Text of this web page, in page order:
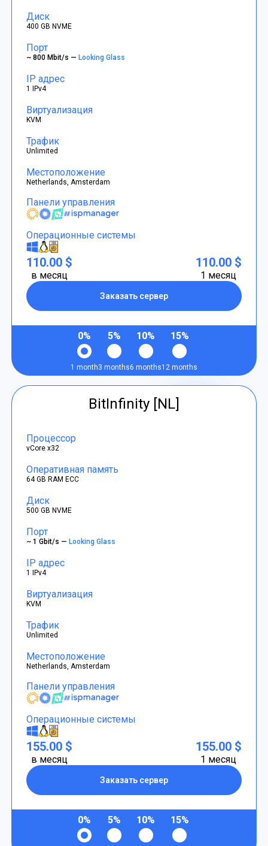
Диск
400 GB NVME
Порт
~ 800 Mbit/s —Looking Glass
IP адрес
1 IPv4
Виртуализация
KVM
Трафик
Unlimited
Местоположение
Netherlands, Amsterdam
Панели управления
Операционные системы
110.00 $
в месяц
Заказать сервер
110.00 $
1 месяц
0%
1 month
5%
3 months
10%
6 months
15%
12 months
BitInfinity [NL]
Процессор
vCore x32
Оперативная память
64 GB RAM ECC
Диск
500 GB NVME
Порт
~ 1 Gbit/s —Looking Glass
IP адрес
1 IPv4
Виртуализация
KVM
Трафик
Unlimited
Местоположение
Netherlands, Amsterdam
Панели управления
Операционные системы
155.00 $
в месяц
Заказать сервер
155.00 $
1 месяц
0% 5% 10% 15%